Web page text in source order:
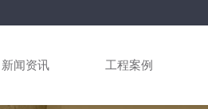
新闻资讯 工程案例